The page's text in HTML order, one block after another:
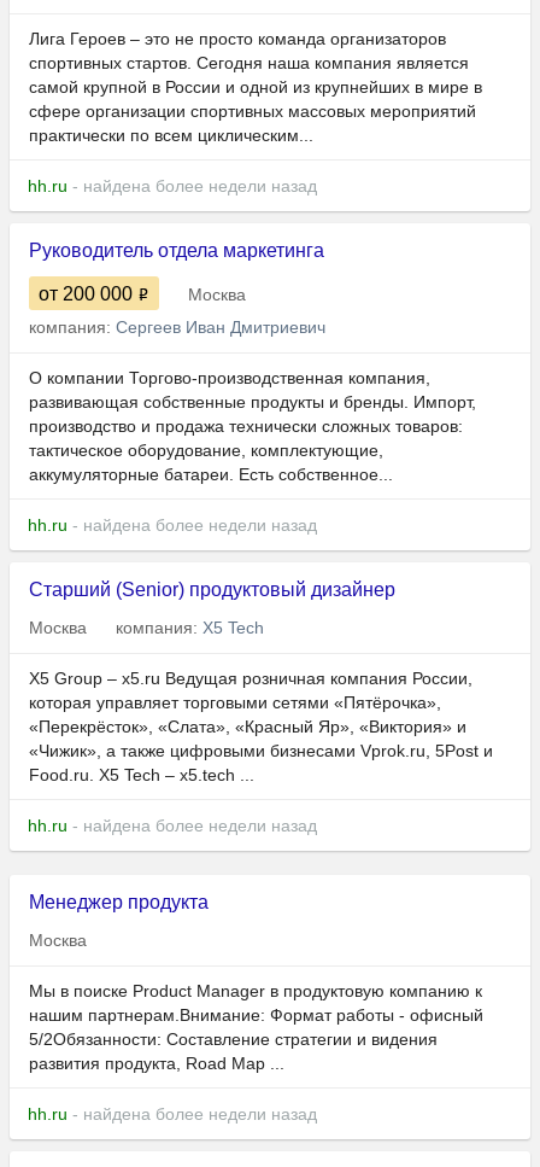
Лига Героев – это не просто команда организаторов
спортивных стартов. Сегодня наша компания является
самой крупной в России и одной из крупнейших в мире в
сфере организации спортивных массовых мероприятий
практически по всем циклическим...
hh.ru - найдена более недели назад
Руководитель отдела маркетинга
от 200 000
Москва
компания: Сергеев Иван Дмитриевич
О компании Торгово-производственная компания,
развивающая собственные продукты и бренды. Импорт,
производство и продажа технически сложных товаров:
тактическое оборудование, комплектующие,
аккумуляторные батареи. Есть собственное...
hh.ru - найдена более недели назад
Старший (Senior) продуктовый дизайнер
Москва компания: X5 Tech
X5 Group – x5.ru Ведущая розничная компания России,
которая управляет торговыми сетями «Пятёрочка»,
«Перекрёсток», «Слата», «Красный Яр», «Виктория» и
«Чижик», а также цифровыми бизнесами Vprok.ru, 5Post и
Food.ru. X5 Tech – x5.tech ...
hh.ru - найдена более недели назад
Менеджер продукта
Москва
Мы в поиске Product Manager в продуктовую компанию к
нашим партнерам.Внимание: Формат работы - офисный
5/2Обязанности: Составление стратегии и видения
развития продукта, Road Map ...
hh.ru - найдена более недели назад